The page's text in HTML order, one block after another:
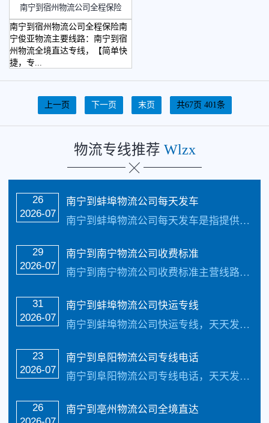
南宁到宿州物流公司全程保险
南宁到宿州物流公司全程保险南
宁俊亚物流主要线路：南宁到宿
州物流全境直达专线，【简单快
捷，专...
上一页 下一页 末页 共67页 401条
物流专线推荐 Wlzx
26
2026-07
南宁到蚌埠物流公司每天发车
南宁到蚌埠物流公司每天发车是指提供从南宁到蚌埠的货物运输服务的公司。南宁俊亚物流主要线路：南宁到蚌埠物流全境直达专线，【简单快捷，专线直达，天天发车】天天发车2…
29
2026-07
南宁到南宁物流公司收费标准
南宁到南宁物流公司收费标准主营线路：南宁到南宁物流专线公司。每天发车，三到4天可以安全把货物送货到以下地址：南宁，南宁、芜湖、淮南、马鞍山、淮北、铜陵、安庆、黄…
31
2026-07
南宁到蚌埠物流公司快运专线
南宁到蚌埠物流公司快运专线，天天发车，1-2天可到达以下地点：龙子湖区、蚌山区、禹会区、淮上区以及怀远县、五河县、固镇县致力于打造普及全国健全的零担物流及整车物…
23
2026-07
南宁到阜阳物流公司专线电话
南宁到阜阳物流公司专线电话，天天发车，1-2天可到达以下地点：颍州区、颍东区、颍泉区、界首市、临泉县、太和县、阜南县、颍上县致力于打造普及全国健全的零担物流及整…
26
南宁到亳州物流公司全境直达